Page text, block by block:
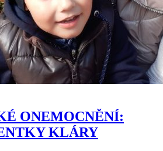
ONEMOCNĚNÍ:
KLÁRY